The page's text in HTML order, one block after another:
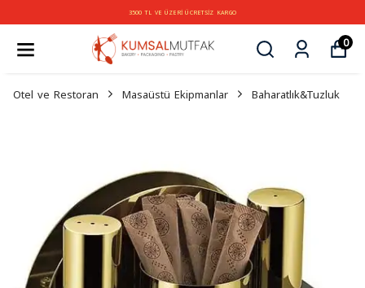
3500 TL VE ÜZERİ ÜCRETSİZ KARGO
0
Otel ve Restoran Masaüstü Ekipmanlar Baharatlık&Tuzluk